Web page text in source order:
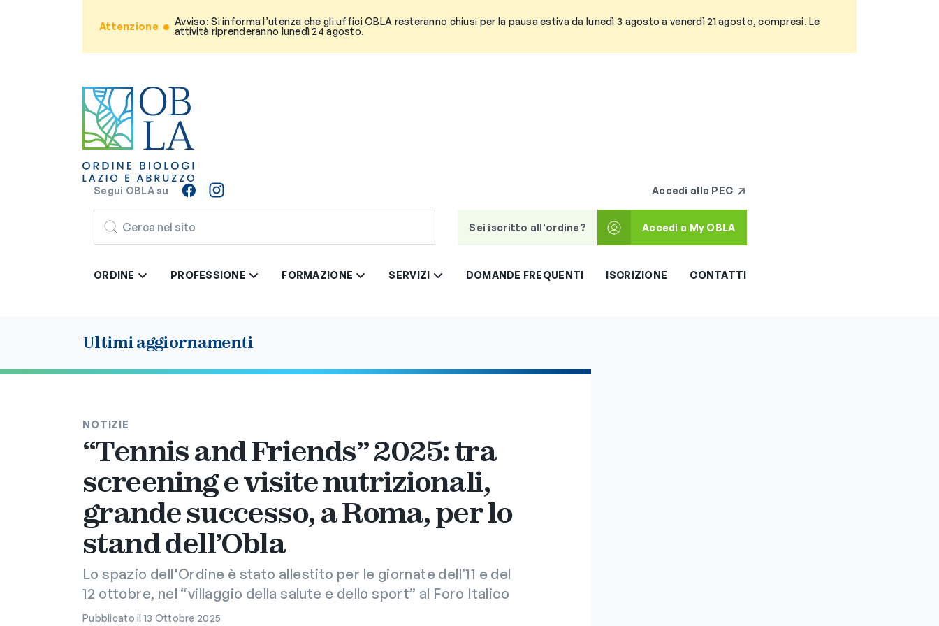
Attenzione
Avviso: Si informa l’utenza che gli uffici OBLA resteranno chiusi per la pausa estiva da lunedì 3 agosto a venerdì 21 agosto, compresi. Le
attività riprenderanno lunedì 24 agosto.
Segui OBLA su Accedi alla PEC
CERCA
Sei iscritto all'ordine?
Accedi a My OBLA
ORDINE PROFESSIONE FORMAZIONE SERVIZI DOMANDE FREQUENTI ISCRIZIONE CONTATTI
Ultimi aggiornamenti
NOTIZIE
“Tennis and Friends” 2025: tra
screening e visite nutrizionali,
grande successo, a Roma, per lo
stand dell’Obla
Lo spazio dell'Ordine è stato allestito per le giornate dell’11 e del
12 ottobre, nel “villaggio della salute e dello sport” al Foro Italico
Pubblicato il 13 Ottobre 2025